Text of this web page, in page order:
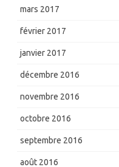
mars 2017
février 2017
janvier 2017
décembre 2016
novembre 2016
octobre 2016
septembre 2016
août 2016